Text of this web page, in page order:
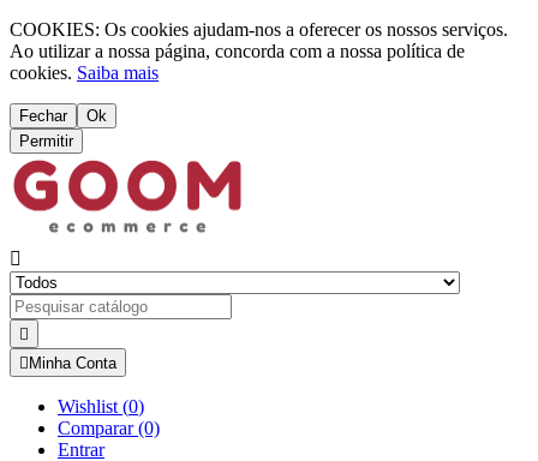
COOKIES: Os cookies ajudam-nos a oferecer os nossos serviços.
Ao utilizar a nossa página, concorda com a nossa política de
cookies. Saiba mais
Fechar
Ok
Permitir


 Minha Conta
Wishlist (0)
Comparar(0)
Entrar